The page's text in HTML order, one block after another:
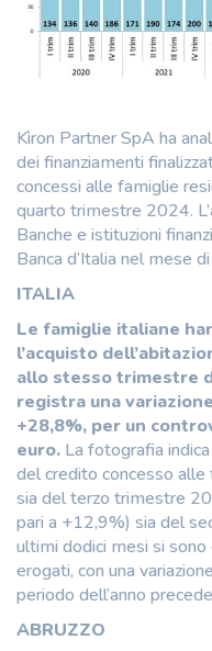
Kìron Partner SpA ha
dei finanziamenti
concessi alle famiglie
quarto trimestre 2024.
Banche e istituzioni
Banca d’Italia nel mese
ITALIA
Le famiglie italiane
l’acquisto
allo stesso trimestre
registra una
+28,8%, per un
euro. La fotografia
del credito concesso
sia del terzo trimestre
pari a +12,9%) sia del
ultimi dodici mesi si
erogati, con una
periodo dell’anno
ABRUZZO